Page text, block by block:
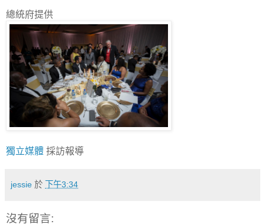
總統府提供
獨立媒體 採訪報導
jessie 於 下午3:34
沒有留言: